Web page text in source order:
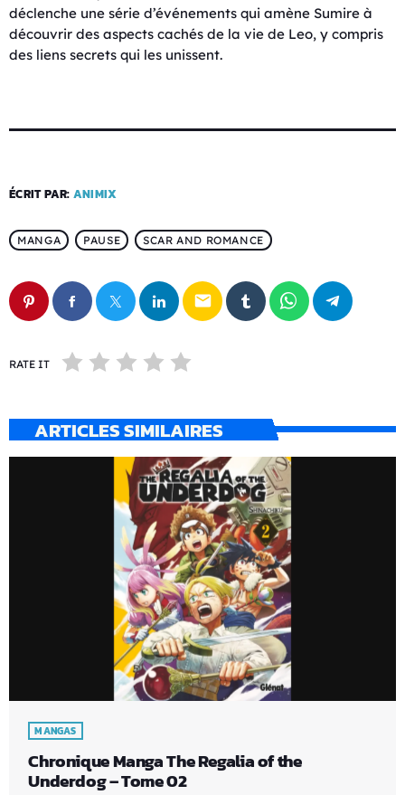
déclenche une série d’événements qui amène Sumire à
découvrir des aspects cachés de la vie de Leo, y compris
des liens secrets qui les unissent.
ÉCRIT PAR: ANIMIX
MANGA PAUSE SCAR AND ROMANCE
email
RATE IT
ARTICLES SIMILAIRES
MANGAS
Chronique Manga The Regalia of the
Underdog – Tome 02